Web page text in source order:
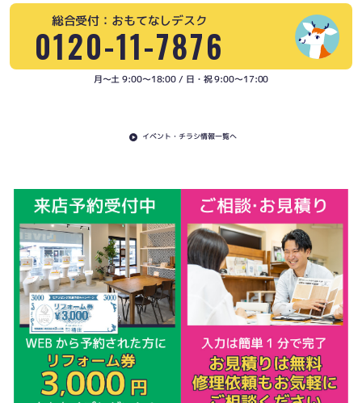
総合受付：おもてなしデスク
0120-11-7876
月〜土 9:00〜18:00 / 日・祝 9:00〜17:00
イベント・チラシ情報一覧へ